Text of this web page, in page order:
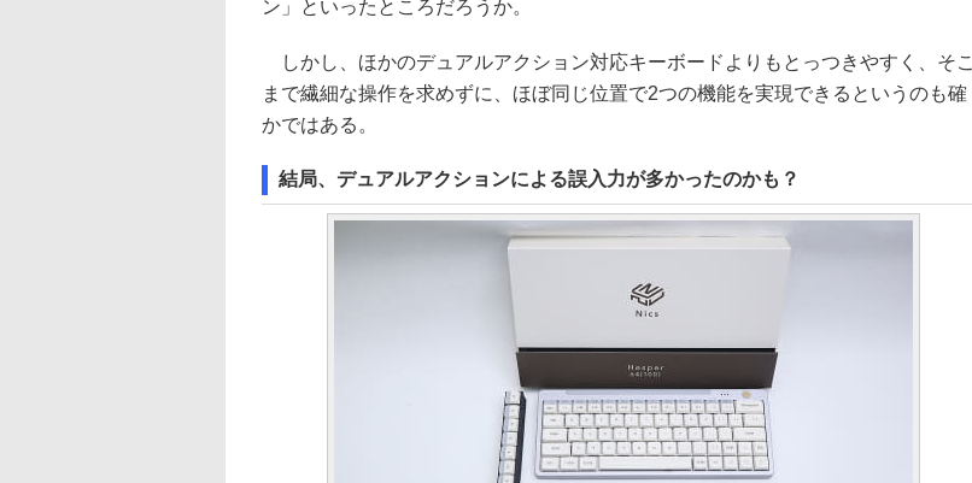
ン」といったところだろうか。
しかし、ほかのデュアルアクション対応キーボードよりもとっつきやすく、そこ
まで繊細な操作を求めずに、ほぼ同じ位置で2つの機能を実現できるというのも確
かではある。
結局、デュアルアクションによる誤入力が多かったのかも？